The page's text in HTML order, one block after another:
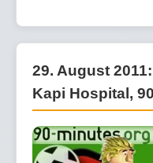
29. August
Kapi Hospital,